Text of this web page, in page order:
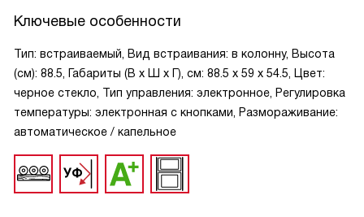
Ключевые особенности
Тип: встраиваемый, Вид встраивания: в колонну, Высота
(см): 88.5, Габариты (В х Ш х Г), см: 88.5 х 59 х 54.5, Цвет:
черное стекло, Тип управления: электронное, Регулировка
температуры: электронная с кнопками, Размораживание:
автоматическое / капельное